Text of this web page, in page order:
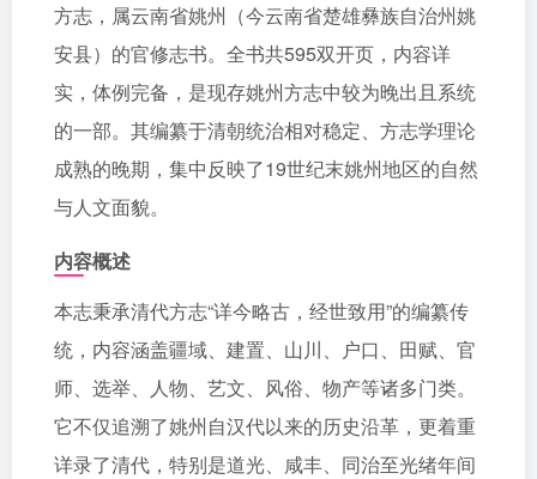
方志，属云南省姚州（今云南省楚雄彝族自治州姚
安县）的官修志书。全书共595双开页，内容详
实，体例完备，是现存姚州方志中较为晚出且系统
的一部。其编纂于清朝统治相对稳定、方志学理论
成熟的晚期，集中反映了19世纪末姚州地区的自然
与人文面貌。
内容概述
本志秉承清代方志“详今略古，经世致用”的编纂传
统，内容涵盖疆域、建置、山川、户口、田赋、官
师、选举、人物、艺文、风俗、物产等诸多门类。
它不仅追溯了姚州自汉代以来的历史沿革，更着重
详录了清代，特别是道光、咸丰、同治至光绪年间